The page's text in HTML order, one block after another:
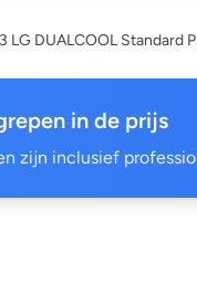
LG DUALCOOL Standard
in de prijs
zijn inclusief